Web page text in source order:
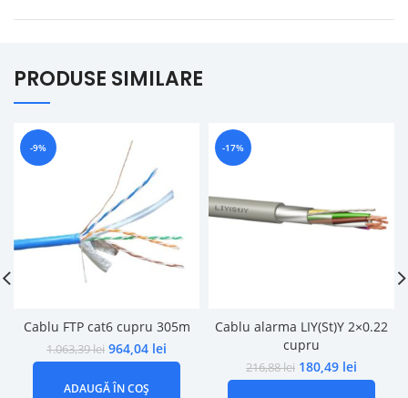
PRODUSE SIMILARE
-9%
Cablu FTP cat6 cupru 305m
1.063,39lei 964,04 lei
ADAUGĂ ÎN COȘ
-17%
Cablu alarma LIY(St)Y 2×0.22
cupru
216,88lei 180,49 lei